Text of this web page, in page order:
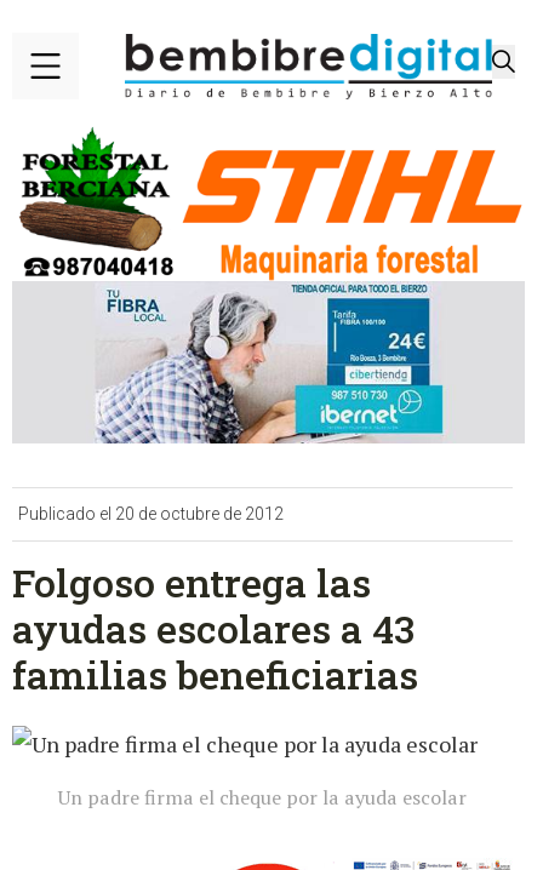
Publicado el 20 de octubre de 2012
Folgoso entrega las
ayudas escolares a 43
familias beneficiarias
Un padre firma el cheque por la ayuda escolar